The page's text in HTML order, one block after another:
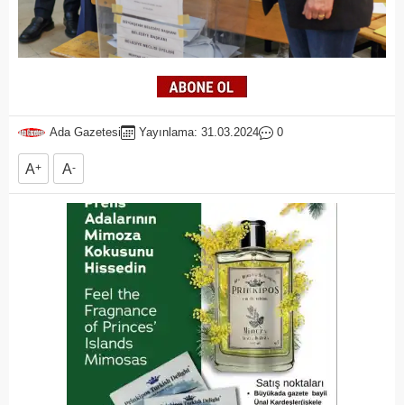
Ada Gazetesi Yayınlama: 31.03.2024 0
A+ A-